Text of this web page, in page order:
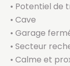
• Potentiel de
• Cave
• Garage
• Secteur
• Calme et